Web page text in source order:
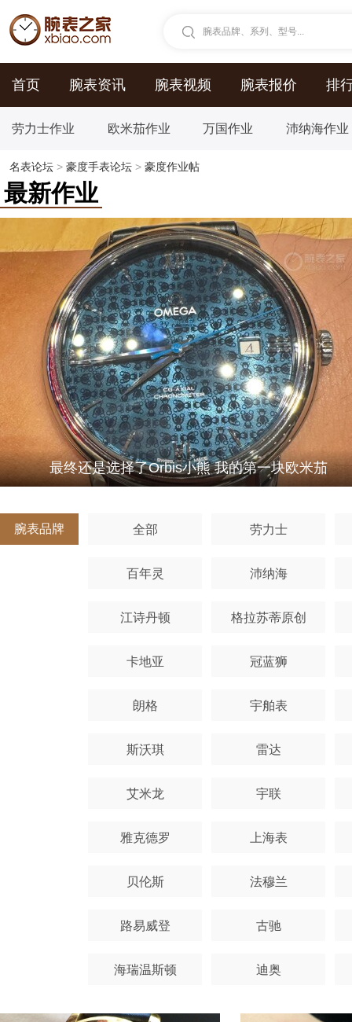
腕表品牌、系列、型号...
首页 腕表资讯 腕表视频 腕表报价 排
劳力士作业 欧米茄作业 万国作业 沛纳海作业
名表论坛 > 豪度手表论坛 > 豪度作业帖
最新作业
最终还是选择了Orbis小熊 我的第一块欧米茄
腕表品牌 全部 劳力士
百年灵 沛纳海
江诗丹顿 格拉苏蒂原创
卡地亚 冠蓝狮
朗格 宇舶表
斯沃琪 雷达
艾米龙 宇联
雅克德罗 上海表
贝伦斯 法穆兰
路易威登 古驰
海瑞温斯顿 迪奥